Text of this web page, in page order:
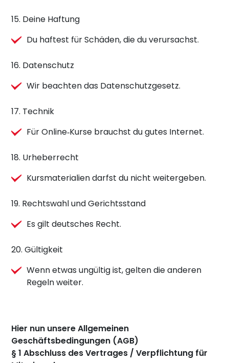
15. Deine Haftung
Du haftest für Schäden, die du verursachst.
16. Datenschutz
Wir beachten das Datenschutzgesetz.
17. Technik
Für Online‑Kurse brauchst du gutes Internet.
18. Urheberrecht
Kursmaterialien darfst du nicht weitergeben.
19. Rechtswahl und Gerichtsstand
Es gilt deutsches Recht.
20. Gültigkeit
Wenn etwas ungültig ist, gelten die anderen
Regeln weiter.
Hier nun unsere Allgemeinen
Geschäftsbedingungen (AGB)
§ 1 Abschluss des Vertrages / Verpflichtung für